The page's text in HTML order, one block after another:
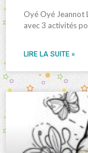
Oyé Oyé Jeannot
avec 3 activités
LIRE LA SUITE »